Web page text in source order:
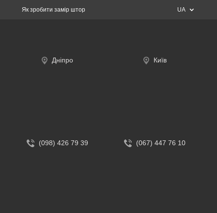
Як зробити замір штор UA
Дніпро
(098) 426 79 39
Київ
(067) 447 76 10